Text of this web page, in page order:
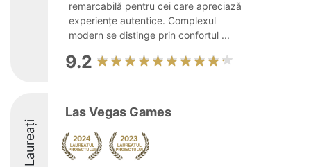
remarcabilă pentru cei care apreciază
experiențe autentice. Complexul
modern se distinge prin confortul ...
9.2
Laureați
Las Vegas Games